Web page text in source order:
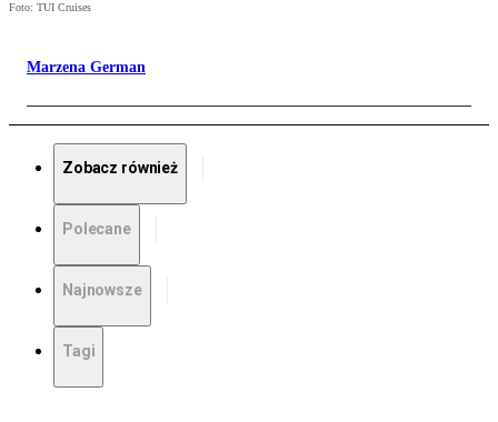
Foto: TUI Cruises
Marzena German
Zobacz również
Polecane
Najnowsze
Tagi